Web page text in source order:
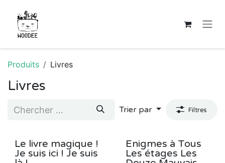
Produits Livres
Livres
Trier par Filtres
Le livre magique !
Je suis ici ! Je suis
Enigmes à Tous
Les étages Les